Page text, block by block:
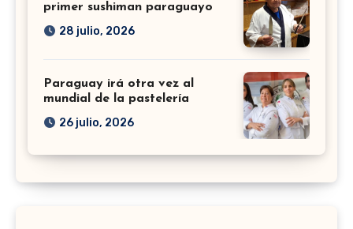
primer sushiman paraguayo
28 julio, 2026
Paraguay irá otra vez al
mundial de la pastelería
26 julio, 2026